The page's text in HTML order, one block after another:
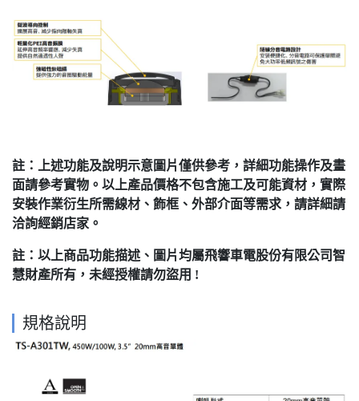
註：上述功能及說明示意圖片僅供參考，詳細功能操作及畫
面請參考實物。以上產品價格不包含施工及可能資材，實際
安裝作業衍生所需線材、飾框、外部介面等需求，請詳細請
洽詢經銷店家。
註：以上商品功能描述、圖片均屬飛響車電股份有限公司智
慧財產所有，未經授權請勿盜用 !
規格說明